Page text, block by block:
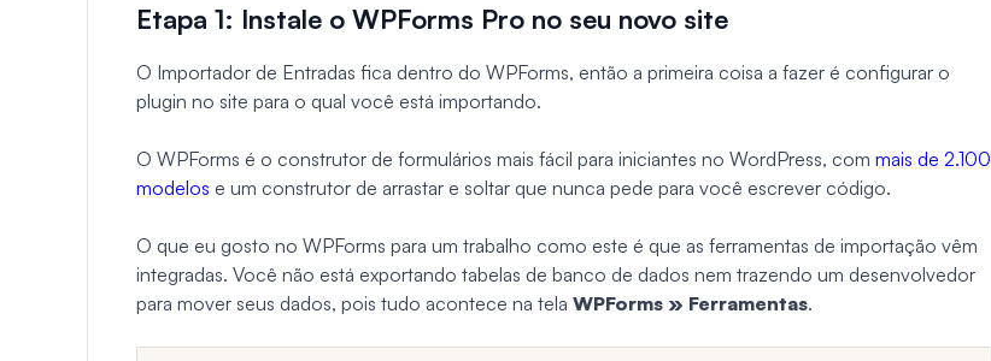
Etapa 1: Instale o WPForms Pro no seu novo site
O Importador de Entradas fica dentro do WPForms, então a primeira coisa a fazer é configurar o
plugin no site para o qual você está importando.
O WPForms é o construtor de formulários mais fácil para iniciantes no WordPress, com mais de 2.100
modelos e um construtor de arrastar e soltar que nunca pede para você escrever código.
O que eu gosto no WPForms para um trabalho como este é que as ferramentas de importação vêm
integradas. Você não está exportando tabelas de banco de dados nem trazendo um desenvolvedor
para mover seus dados, pois tudo acontece na tela WPForms » Ferramentas.